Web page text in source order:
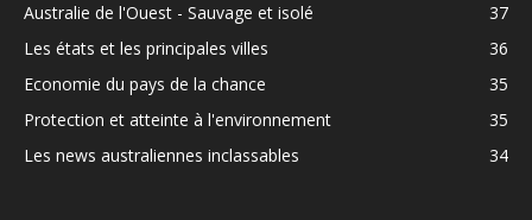
Australie de l'Ouest - Sauvage et isolé
37
Les états et les principales villes
36
Economie du pays de la chance
35
Protection et atteinte à l'environnement
35
Les news australiennes inclassables
34